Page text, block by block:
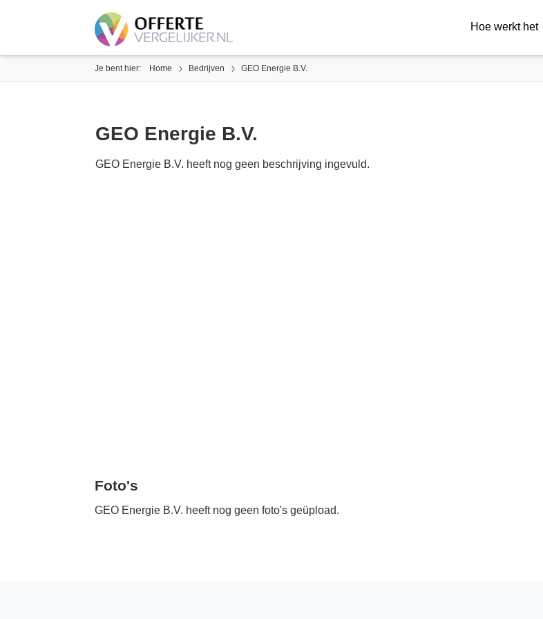
Hoe werkt het
Je bent hier: Home Bedrijven GEO Energie B.V.
GEO Energie B.V.
GEO Energie B.V. heeft nog geen beschrijving ingevuld.
Foto's
GEO Energie B.V. heeft nog geen foto's geüpload.